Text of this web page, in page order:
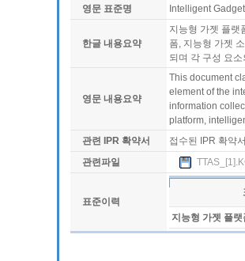
영문 표준명
Intelligent
한글 내용요약
지능형 가젯 플랫
폼, 지능형 가젯
되며 각 구성 요
영문 내용요약
This document
element of the
information
platform,
관련 IPR 확약서
접수된 IPR 확약
관련파일
표준이력
지능형 가젯 플